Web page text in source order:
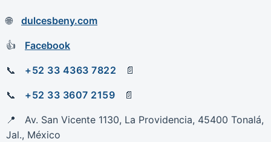
dulcesbeny.com
Facebook
+52 33 4363 7822
+52 33 3607 2159
Av. San Vicente 1130, La Providencia, 45400 Tonalá,
Jal., México